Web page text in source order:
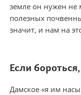
земле он нужен не
полезных
значит, и нам на
Если
Дамское «я им